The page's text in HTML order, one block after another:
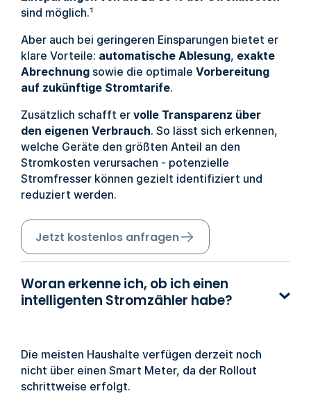
sind möglich.¹
Aber auch bei geringeren Einsparungen bietet er
klare Vorteile: automatische Ablesung, exakte
Abrechnungsowie die optimale Vorbereitung
auf zukünftige Stromtarife.
Zusätzlich schafft er volle Transparenz über
den eigenen Verbrauch. So lässt sich erkennen,
welche Geräte den größten Anteil an den
Stromkosten verursachen - potenzielle
Stromfresser können gezielt identifiziert und
reduziert werden.
Jetzt kostenlos anfragen
Woran erkenne ich, ob ich einen
intelligenten Stromzähler habe?
Die meisten Haushalte verfügen derzeit noch
nicht über einen Smart Meter, da der Rollout
schrittweise erfolgt.